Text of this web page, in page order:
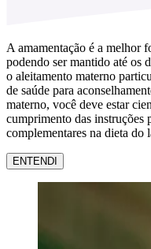
A amamentação é a melhor
podendo ser mantido até os
o aleitamento materno
de saúde para
materno, você deve estar
cumprimento das instruções
complementares na dieta do
ENTENDI